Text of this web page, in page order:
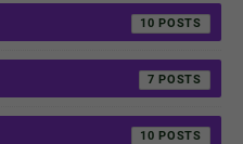
10
7
10